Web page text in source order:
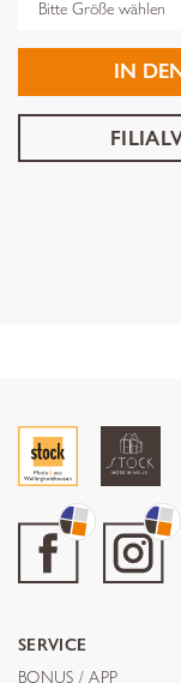
IN
SERVICE
BONUS / APP